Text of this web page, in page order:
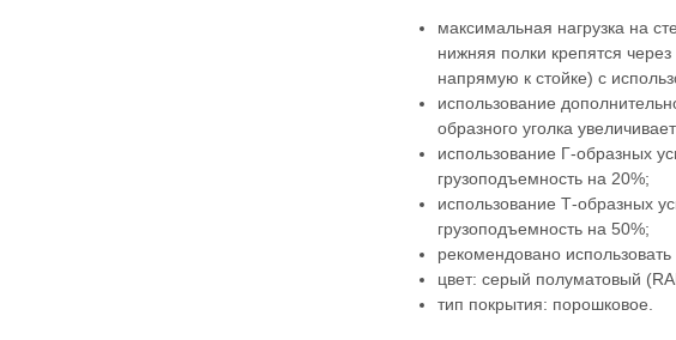
максимальная нагрузка на
нижняя полки крепятся
напрямую к стойке) с
использование
образного уголка
использование Г-образных
грузоподъемность на 20%;
использование Т-образных
грузоподъемность на 50%;
рекомендовано
цвет: серый полуматовый
тип покрытия: порошковое.